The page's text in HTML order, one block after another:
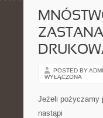
POSTED BY
WYŁĄCZONA
Jeżeli pożyczamy
nastąpi